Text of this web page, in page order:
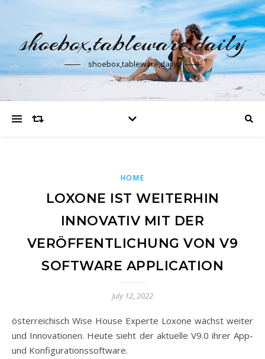
shoebox,tableware,daily
shoebox,tableware,daily
HOME
LOXONE IST WEITERHIN
INNOVATIV MIT DER
VERÖFFENTLICHUNG VON V9
SOFTWARE APPLICATION
July 12, 2022
österreichisch Wise House Experte Loxone wächst weiter
und Innovationen. Heute sieht der aktuelle V9.0 ihrer App-
und Konfigurationssoftware.